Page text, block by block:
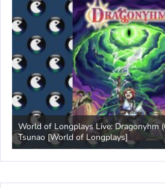
World of Longplays Live: Dragonyhm
Tsunao [World of Longplays]